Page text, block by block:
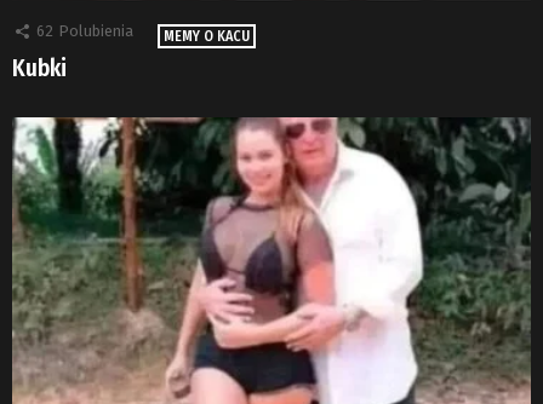
62 Polubienia MEMY O KACU
Kubki